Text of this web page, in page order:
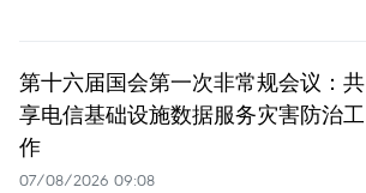
第十六届国会第一次非常规会议：共
享电信基础设施数据服务灾害防治工
作
07/08/2026 09:08